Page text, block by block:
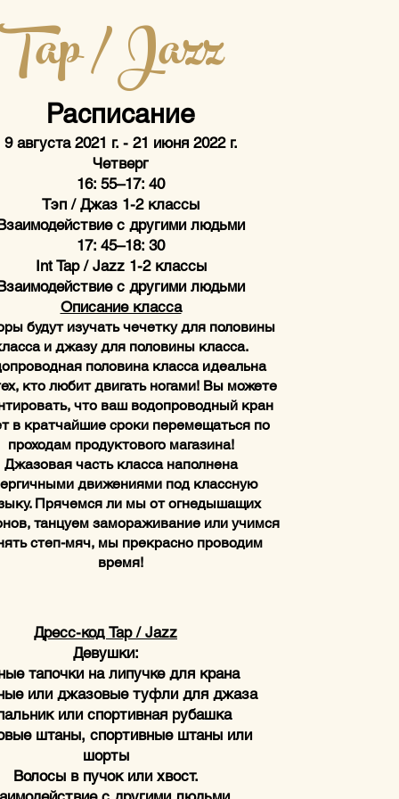
/ Jazz
с другими людьми
Четверг
16: 55–17: 40
/ Джаз 1-2 классы
с другими людьми
17: 45–18: 30
Tap / Jazz 1-2 классы
с другими людьми
Дресс-код
Девушки:
на липучке для крана
джазовые туфли для джаза
или спортивная рубашка
спортивные штаны или
шорты
в пучок или хвост.
с другими людьми
Мальчики:
на липучке для крана
джазовые туфли для джаза
Майка или футболка
спортивные штаны или
шорты
с другими людьми
Описание класса
изучать чечетку для
и джазу для половины
класса идеально подходит
любит двигать ногами! Вы
гарантировать, что ваш
кран будет в кратчайшие
по проходам
магазина!
с другими людьми
часть класса наполнена
движениями под классную
/ Jazz
Расписание
9 августа 2021 г. - 21 июня 2022 г.
Четверг
16: 55–17: 40
Тэп / Джаз 1-2 классы
с другими людьми
17: 45–18: 30
Int Tap / Jazz 1-2 классы
с другими людьми
Описание класса
будут изучать чечетку для половины
и джазу для половины класса.
половина класса идеальна
кто любит двигать ногами! Вы можете
что ваш водопроводный кран
в кратчайшие сроки перемещаться по
проходам продуктового магазина!
Джазовая часть класса наполнена
движениями под классную
Прячемся ли мы от огнедышащих
танцуем замораживание или учимся
степ-мяч, мы прекрасно проводим
время!
Дресс-код Tap / Jazz
Девушки:
тапочки на липучке для крана
или джазовые туфли для джаза
или спортивная рубашка
штаны, спортивные штаны или
шорты
Волосы в пучок или хвост.